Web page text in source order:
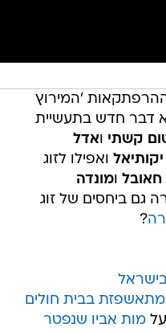
ההרפתקאות 'המירוץ
לא דבר חדש בתעשיית
קשתי ואדל
ואפילו לזוג
חאובל ומונדה
גם ביחסים של זוג
?
בבית חולים
עלמות אביו שנפטר